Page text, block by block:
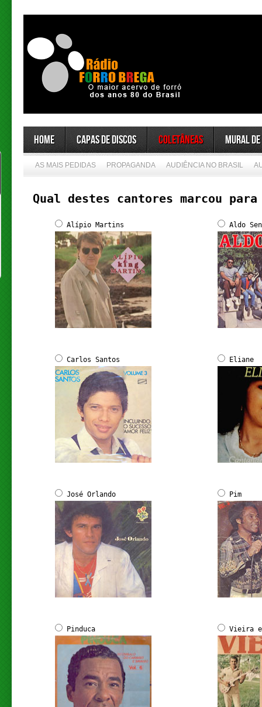
Home Capas de Discos Coletâneas Mural de
AS MAIS PEDIDAS PROPAGANDA AUDIÊNCIA NO BRASIL
Qual destes cantores marcou
Alípio Martins Aldo
Carlos Santos Eliane
José Orlando Pim
Pinduca Vieira e